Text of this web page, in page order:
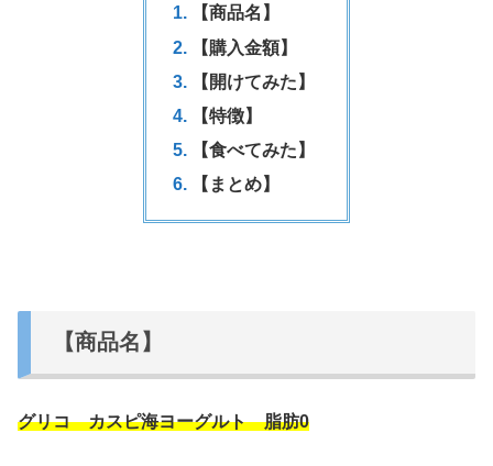
【商品名】
【購入金額】
【開けてみた】
【特徴】
【食べてみた】
【まとめ】
【商品名】
グリコ カスピ海ヨーグルト 脂肪0